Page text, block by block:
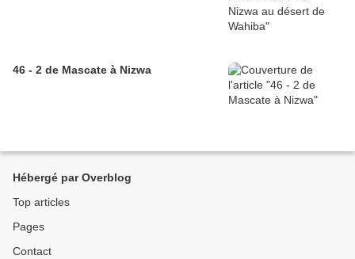
46 - 2 de Mascate à Nizwa
Hébergé par Overblog
Top articles
Pages
Contact